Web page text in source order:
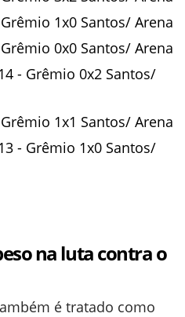
1x0 Santos/ Arena
0x0 Santos/ Arena
- Grêmio 0x2 Santos/
1x1 Santos/ Arena
- Grêmio 1x0 Santos/
na luta contra o
é tratado como